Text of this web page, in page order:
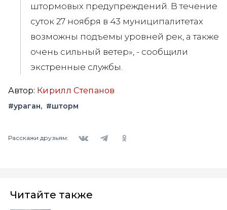
штормовых предупреждений. В течение
суток 27 ноября в 43 муниципалитетах
возможны подъемы уровней рек, а также
очень сильный ветер», - сообщили
экстренные службы.
Автор: Кирилл Степанов
#ураган #шторм
Расскажи друзьям:
Читайте также